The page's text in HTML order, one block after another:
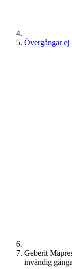
Övergångar ej
Geberit
invändig gänga